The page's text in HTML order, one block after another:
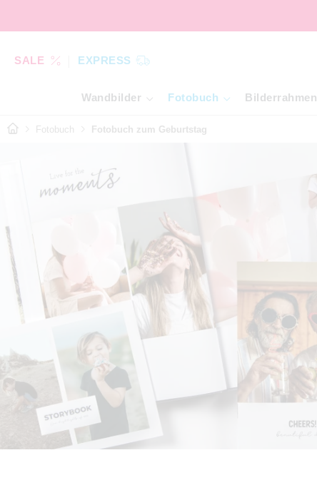
SALE EXPRESS
Wandbilder Fotobuch Bilderrahmen
Fotobuch Fotobuch zum Geburtstag